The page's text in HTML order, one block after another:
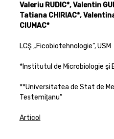
Valeriu RUDIC*, Valentin
Tatiana CHIRIAC*,
CIUMAC*
LCŞ „Ficobiotehnologie”, USM
*Institutul de Microbiologie şi
**Universitatea de Stat de
Testemiţanu”
Articol